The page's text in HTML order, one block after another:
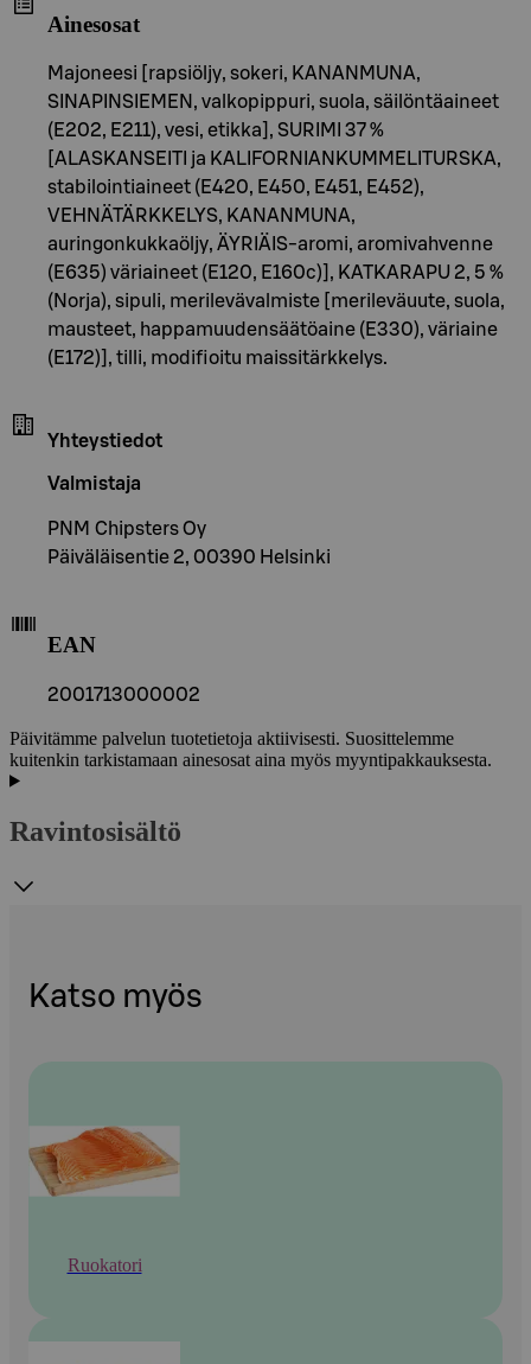
Ainesosat
Majoneesi [rapsiöljy, sokeri, KANANMUNA,
SINAPINSIEMEN, valkopippuri, suola, säilöntäaineet
(E202, E211), vesi, etikka], SURIMI 37 %
[ALASKANSEITI ja KALIFORNIANKUMMELITURSKA,
stabilointiaineet (E420, E450, E451, E452),
VEHNÄTÄRKKELYS, KANANMUNA,
auringonkukkaöljy, ÄYRIÄIS-aromi, aromivahvenne
(E635) väriaineet (E120, E160c)], KATKARAPU 2, 5 %
(Norja), sipuli, merilevävalmiste [merileväuute, suola,
mausteet, happamuudensäätöaine (E330), väriaine
(E172)], tilli, modifioitu maissitärkkelys.
Yhteystiedot
Valmistaja
PNM Chipsters Oy
Päiväläisentie 2, 00390 Helsinki
EAN
2001713000002
Päivitämme palvelun tuotetietoja aktiivisesti. Suosittelemme
kuitenkin tarkistamaan ainesosat aina myös myyntipakkauksesta.
Ravintosisältö
Katso myös
Ruokatori